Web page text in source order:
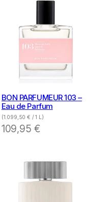
BON PARFUMEUR 103 –
Eau de Parfum
(1.099,50€ / 1 L)
109,95 €